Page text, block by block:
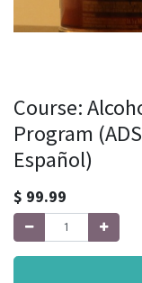
Course:
Program
Español)
$ 99.99